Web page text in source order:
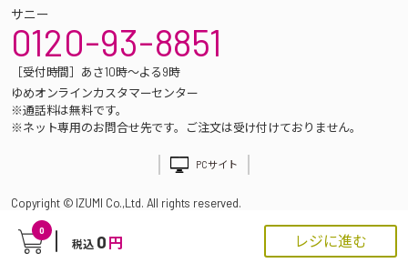
0
税込 0 円 レジに進む
サニー
0120-93-8851
［受付時間］あさ10時～よる9時
ゆめオンラインカスタマーセンター
※通話料は無料です。
※ネット専用のお問合せ先です。ご注文は受け付けておりません。
PCサイト
Copyright © IZUMI Co.,Ltd. All rights reserved.